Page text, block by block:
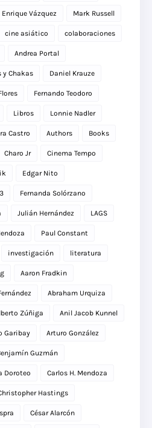
Enrique Vázquez Mark Russell
cine asiático colaboraciones
Andrea Portal
y Chakas Daniel Krauze
Fernando Teodoro
Libros Lonnie Nadler
Castro Authors Books
Charo Jr Cinema Tempo
Edgar Nito
Fernanda Solórzano
Julián Hernández LAGS
Paul Constant
investigación literatura
Aaron Fradkin
Abraham Urquiza
Zúñiga Anil Jacob Kunnel
Garibay Arturo González
Guzmán
Doroteo Carlos H. Mendoza
Hastings
César Alarcón